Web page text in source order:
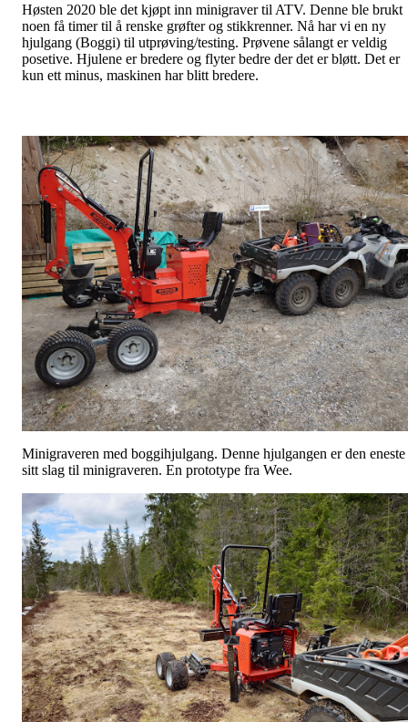
Høsten 2020 ble det kjøpt inn minigraver til ATV. Denne ble brukt
noen få timer til å renske grøfter og stikkrenner. Nå har vi en ny
hjulgang (Boggi) til utprøving/testing. Prøvene sålangt er veldig
posetive. Hjulene er bredere og flyter bedre der det er bløtt. Det er
kun ett minus, maskinen har blitt bredere.
Minigraveren med boggihjulgang. Denne hjulgangen er den
sitt slag til minigraveren. En prototype fra Wee.